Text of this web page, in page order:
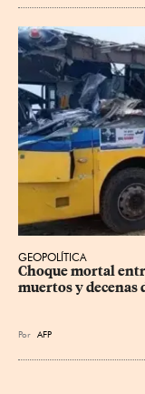
GEOPOLÍTICA
Choque mortal
muertos y decenas
Por AFP